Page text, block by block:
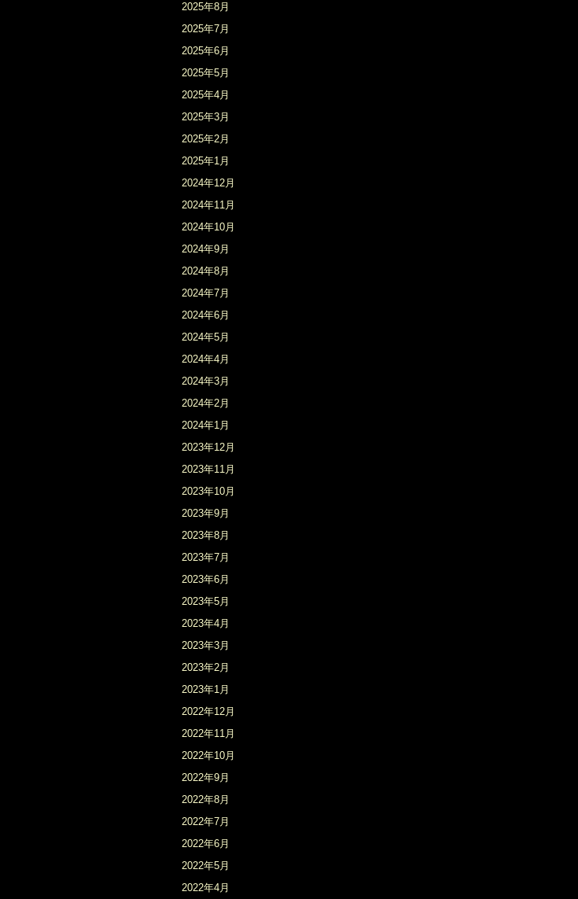
2025年8月
2025年7月
2025年6月
2025年5月
2025年4月
2025年3月
2025年2月
2025年1月
2024年12月
2024年11月
2024年10月
2024年9月
2024年8月
2024年7月
2024年6月
2024年5月
2024年4月
2024年3月
2024年2月
2024年1月
2023年12月
2023年11月
2023年10月
2023年9月
2023年8月
2023年7月
2023年6月
2023年5月
2023年4月
2023年3月
2023年2月
2023年1月
2022年12月
2022年11月
2022年10月
2022年9月
2022年8月
2022年7月
2022年6月
2022年5月
2022年4月